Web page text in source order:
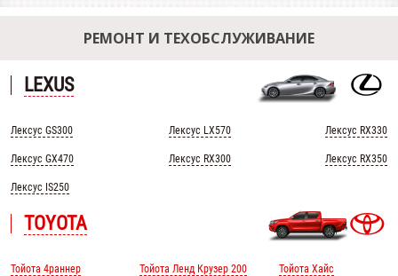
РЕМОНТ И ТЕХОБСЛУЖИВАНИЕ
LEXUS
Лексус GS300
Лексус GX470
Лексус IS250
Лексус LX570
Лексус RX300
Лексус RX330
Лексус RX350
TOYOTA
Тойота 4раннер Тойота Ленд Крузер 200 Тойота Хайс